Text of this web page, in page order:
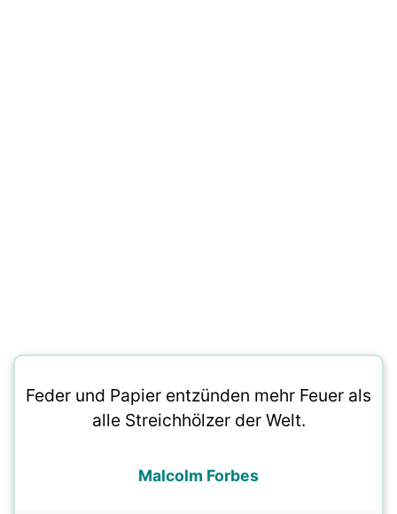
Feder und Papier entzünden mehr Feuer als
alle Streichhölzer der Welt.
Malcolm Forbes